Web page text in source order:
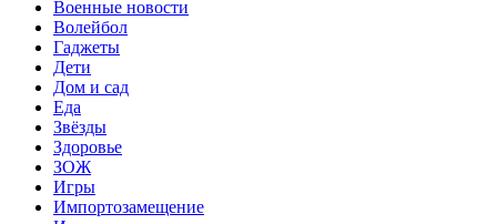
Военные новости
Волейбол
Гаджеты
Дети
Дом и сад
Еда
Звёзды
Здоровье
ЗОЖ
Игры
Импортозамещение